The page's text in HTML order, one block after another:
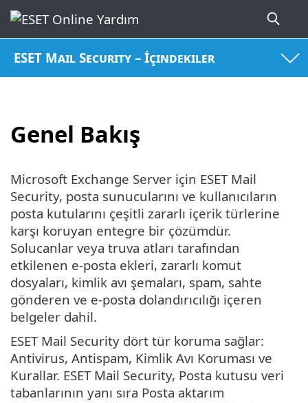
ESET Mail Security – İçindekiler
Genel Bakış
Microsoft Exchange Server için ESET Mail
Security, posta sunucularını ve kullanıcıların
posta kutularını çeşitli zararlı içerik türlerine
karşı koruyan entegre bir çözümdür.
Solucanlar veya truva atları tarafından
etkilenen e-posta ekleri, zararlı komut
dosyaları, kimlik avı şemaları, spam, sahte
gönderen ve e-posta dolandırıcılığı içeren
belgeler dahil.
ESET Mail Security dört tür koruma sağlar:
Antivirus, Antispam, Kimlik Avı Koruması ve
Kurallar. ESET Mail Security, Posta kutusu veri
tabanlarının yanı sıra Posta aktarım